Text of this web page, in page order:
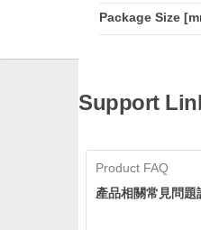
Package Size
Support
Product FAQ
產品相關常見問題